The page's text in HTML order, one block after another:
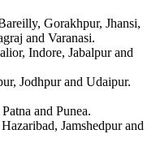
Gorakhpur, Jhansi,
and Varanasi.
Indore, Jabalpur and
Jodhpur and Udaipur.
and Punea.
Jamshedpur and